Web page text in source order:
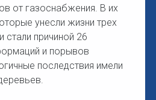
от газоснабжения. В их
унесли жизни трех
стали причиной 26
и порывов
последствия имели